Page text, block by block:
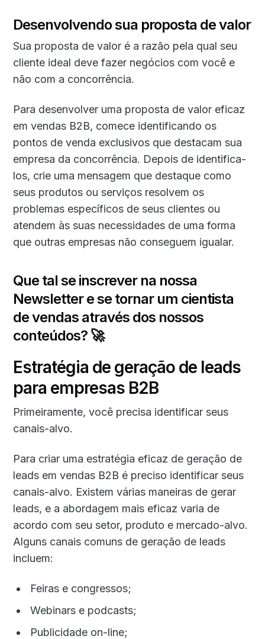
Desenvolvendo sua proposta de valor
Sua proposta de valor é a razão pela qual seu
cliente ideal deve fazer negócios com você e
não com a concorrência.
Para desenvolver uma proposta de valor eficaz
em vendas B2B, comece identificando os
pontos de venda exclusivos que destacam sua
empresa da concorrência. Depois de identifica-
los, crie uma mensagem que destaque como
seus produtos ou serviços resolvem os
problemas específicos de seus clientes ou
atendem às suas necessidades de uma forma
que outras empresas não conseguem igualar.
Que tal se inscrever na nossa
Newsletter e se tornar um cientista
de vendas através dos nossos
conteúdos? 🚀
Estratégia de geração de leads
para empresas B2B
Primeiramente, você precisa identificar seus
canais-alvo.
Para criar uma estratégia eficaz de geração de
leads em vendas B2B é preciso identificar seus
canais-alvo. Existem várias maneiras de gerar
leads, e a abordagem mais eficaz varia de
acordo com seu setor, produto e mercado-alvo.
Alguns canais comuns de geração de leads
incluem:
Feiras e congressos;
Webinars e podcasts;
Publicidade on-line;